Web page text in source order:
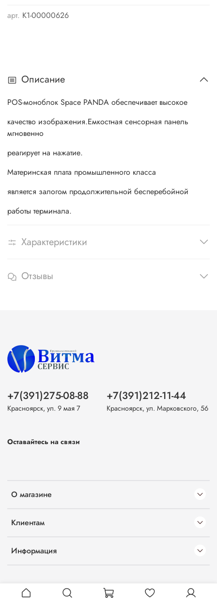
арт. K1-00000626
Описание
POS-моноблок Space PANDA обеспечивает высокое
качество изображения.Емкостная сенсорная панель
мгновенно
реагирует на нажатие.
Материнская плата промышленного класса
является залогом продолжительной бесперебойной
работы терминала.
Характеристики
Отзывы
О магазине
Клиентам
Информация
+7(391)275-08-88
Красноярск, ул. 9 мая 7
+7(391)212-11-44
Красноярск, ул. Марковского, 56
Оставайтесь на связи